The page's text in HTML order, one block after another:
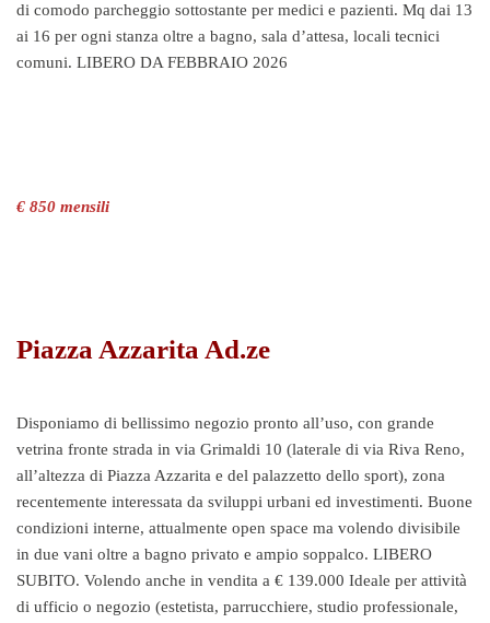
di comodo parcheggio sottostante per medici e pazienti. Mq dai 13
ai 16 per ogni stanza oltre a bagno, sala d’attesa, locali tecnici
comuni. LIBERO DA FEBBRAIO 2026
€ 850 mensili
Piazza Azzarita Ad.ze
Disponiamo di bellissimo negozio pronto all’uso, con grande
vetrina fronte strada in via Grimaldi 10 (laterale di via Riva Reno,
all’altezza di Piazza Azzarita e del palazzetto dello sport), zona
recentemente interessata da sviluppi urbani ed investimenti. Buone
condizioni interne, attualmente open space ma volendo divisibile
in due vani oltre a bagno privato e ampio soppalco. LIBERO
SUBITO. Volendo anche in vendita a € 139.000 Ideale per attività
di ufficio o negozio (estetista, parrucchiere, studio professionale,